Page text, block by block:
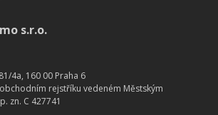
s.r.o.
4a, 160 00 Praha 6
rejstříku vedeném Městským
zn. C 427741